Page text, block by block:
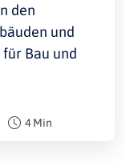
den
und
Bau und
4 Min